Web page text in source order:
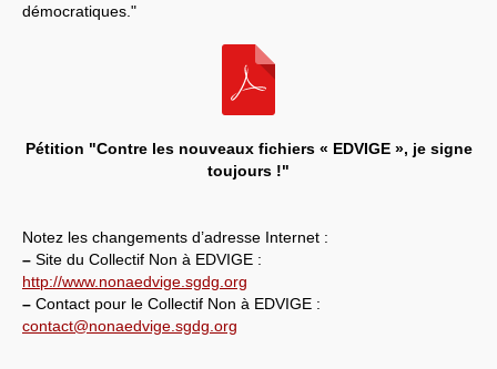
démocratiques."
Pétition "Contre les nouveaux fichiers « EDVIGE », je signe
toujours !"
Notez les changements d’adresse Internet :
– Site du Collectif Non à EDVIGE :
http://www.nonaedvige.sgdg.org
– Contact pour le Collectif Non à EDVIGE :
contact@nonaedvige.sgdg.org